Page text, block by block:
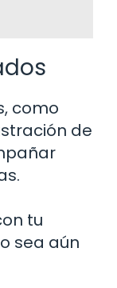
como
de
tu
sea aún